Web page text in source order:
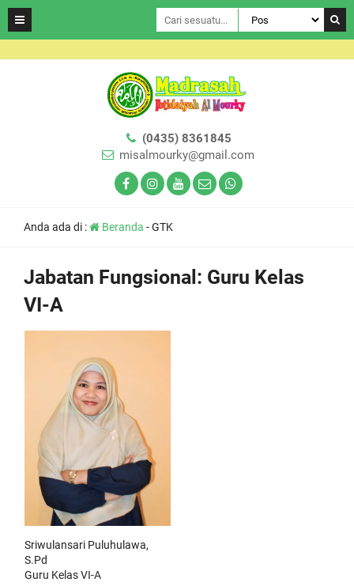
(0435) 8361845
misalmourky@gmail.com
Anda ada di : Beranda -GTK
Jabatan Fungsional: Guru Kelas
VI-A
Sriwulansari Puluhulawa,
S.Pd
Guru Kelas VI-A